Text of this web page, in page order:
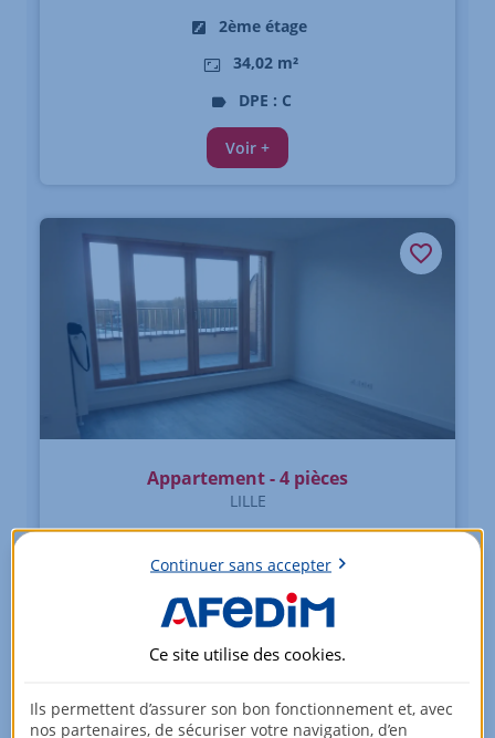
2ème étage
34,02 m²
DPE : C
Voir +
Appartement - 4 pièces
LILLE
Charges comprises
5ème étage
86,72 m²
Continuer sans accepter
Ce site utilise des cookies.
Ils permettent d’assurer son bon fonctionnement et, avec
nos partenaires, de sécuriser votre navigation, d’en